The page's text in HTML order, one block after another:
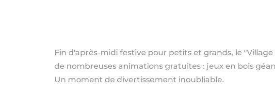
Fin d'après-midi festive pour petits et grands, le
de nombreuses animations gratuites : jeux en bois
Un moment de divertissement inoubliable.